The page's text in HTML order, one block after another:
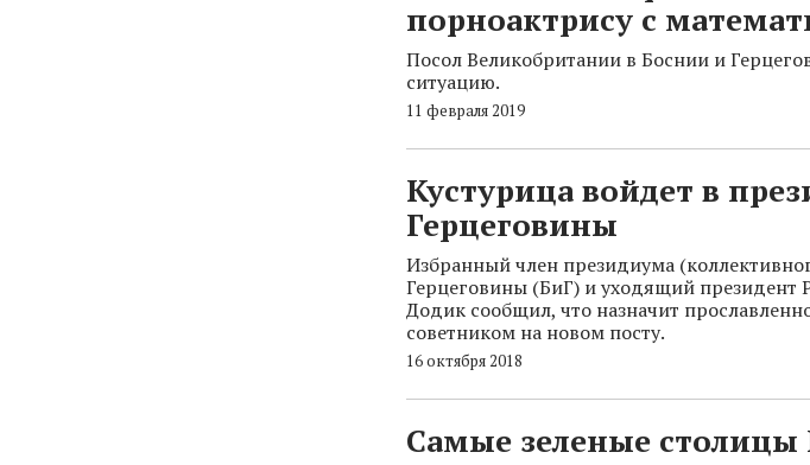
порноактрису с
Посол Великобритании в Боснии и
ситуацию.
11 февраля 2019
Кустурица войдет в
Герцеговины
Избранный член президиума
Герцеговины (БиГ) и уходящий президент
Додик сообщил, что назначит
советником на новом посту.
16 октября 2018
Самые зеленые